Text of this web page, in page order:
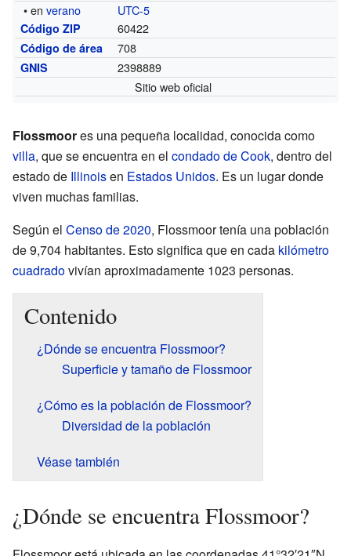
• enverano UTC-5
Código ZIP 60422
Código de área 708
GNIS
2398889
Sitio web oficial
Flossmoores una pequeña localidad, conocida como
villa, que se encuentra en el condado de Cook, dentro del
estado de Illinoisen Estados Unidos. Es un lugar donde
viven muchas familias.
Según el Censo de 2020, Flossmoor tenía una población
de 9,704 habitantes. Esto significa que en cada kilómetro
cuadradovivían aproximadamente 1023 personas.
Contenido
¿Dónde se encuentra Flossmoor?
Superficie y tamaño de Flossmoor
¿Cómo es la población de Flossmoor?
Diversidad de la población
Véase también
¿Dónde se encuentra Flossmoor?